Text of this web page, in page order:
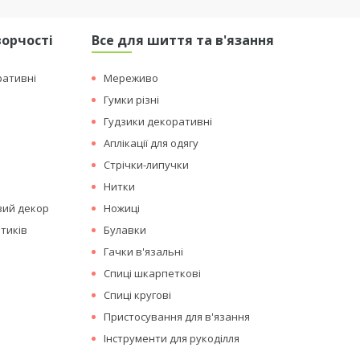
декор
Все для шиття та в'язання
Мереживо
Гумки різні
Гудзики декоративні
Аплікації для одягу
Стрічки-липучки
Нитки
Ножиці
Булавки
Гачки в'язальні
Спиці шкарпеткові
Спиці кругові
Пристосування для в'язання
Інструменти для рукоділля